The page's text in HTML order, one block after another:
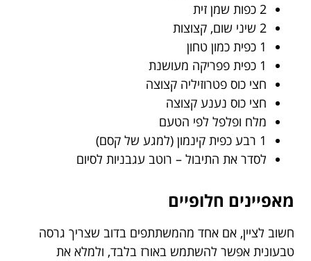
2 כפות שמן זית
2 שיני שום, קצוצות
1 כפית כמון טחון
1 כפית פפריקה מעושנת
חצי כוס פטרוזיליה קצוצה
חצי כוס נענע קצוצה
מלח ופלפל לפי הטעם
1 רבע כפית קינמון (למגע של קסם)
לסדר את התיבול – רוטב עגבניות לסיום
מאפיינים חלופיים
חשוב לציין, אם אחד מהמשתתפים בדוב שצריך גרסה
טבעונית אפשר להשתמש באורז בלבד, ולמלא את